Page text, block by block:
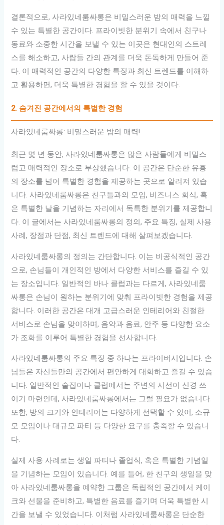
결론적으로, 사라있네룸싸롱은 비밀스러운 밤의 매력을 느낄
수 있는 특별한 공간이다. 프라이빗한 분위기 속에서 친구나
동료와 소중한 시간을 보낼 수 있는 이곳은 현대인의 스트레
스를 해소하고, 사람들 간의 관계를 더욱 돈독하게 만들어 준
다. 이 매력적인 공간의 다양한 특징과 최신 트렌드를 이해하
고 활용하면, 더욱 특별한 경험을 할 수 있을 것이다.
2. 숨겨진 공간에서의 특별한 경험
사라있네룸싸롱: 비밀스러운 밤의 매력!
최근 몇 년 동안, 사라있네룸싸롱은 많은 사람들에게 비밀스
럽고 매력적인 장소로 부상했습니다. 이 공간은 단순한 유흥
의 장소를 넘어 특별한 경험을 제공하는 곳으로 알려져 있습
니다. 사라있네룸싸롱은 친구들과의 모임, 비즈니스 회식, 혹
은 특별한 날을 기념하는 자리에서 독특한 분위기를 제공합니
다. 이 글에서는 사라있네룸싸롱의 정의, 주요 특징, 실제 사용
사례, 장점과 단점, 최신 트렌드에 대해 살펴보겠습니다.
사라있네룸싸롱의 정의는 간단합니다. 이는 비공식적인 공간
으로, 손님들이 개인적인 방에서 다양한 서비스를 즐길 수 있
는 장소입니다. 일반적인 바나 클럽과는 다르게, 사라있네룸
싸롱은 손님이 원하는 분위기에 맞춰 프라이빗한 경험을 제공
합니다. 이러한 공간은 대개 고급스러운 인테리어와 친절한
서비스로 손님을 맞이하며, 음악과 음료, 안주 등 다양한 요소
가 조화를 이루어 특별한 경험을 선사합니다.
사라있네룸싸롱의 주요 특징 중 하나는 프라이버시입니다. 손
님들은 자신들만의 공간에서 편안하게 대화하고 즐길 수 있습
니다. 일반적인 술집이나 클럽에서는 주변의 시선이 신경 쓰
이기 마련인데, 사라있네룸싸롱에서는 그럴 필요가 없습니다.
또한, 방의 크기와 인테리어는 다양하게 선택할 수 있어, 소규
모 모임이나 대규모 파티 등 다양한 요구를 충족할 수 있습니
다.
실제 사용 사례로는 생일 파티나 졸업식, 혹은 특별한 기념일
을 기념하는 모임이 있습니다. 예를 들어, 한 친구의 생일을 맞
아 사라있네룸싸롱을 예약한 그룹은 독립적인 공간에서 케이
크와 선물을 준비하고, 특별한 음료를 즐기며 더욱 특별한 시
간을 보낼 수 있었습니다. 이처럼 사라있네룸싸롱은 단순한